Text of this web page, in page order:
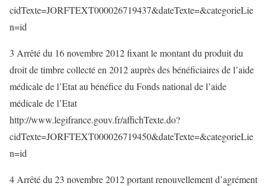
cidTexte=JORFTEXT000026719437&dateTexte=&categorieLie
n=id
3 Arrêté du 16 novembre 2012 fixant le montant du produit du
droit de timbre collecté en 2012 auprès des bénéficiaires de l’aide
médicale de l’Etat au bénéfice du Fonds national de l’aide
médicale de l’Etat
http://www.legifrance.gouv.fr/affichTexte.do?
cidTexte=JORFTEXT000026719450&dateTexte=&categorieLie
n=id
4 Arrêté du 23 novembre 2012 portant renouvellement d’agrément